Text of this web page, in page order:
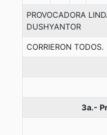
PROVOCADORA
DUSHYANTOR
CORRIERON TODOS.
3a.-